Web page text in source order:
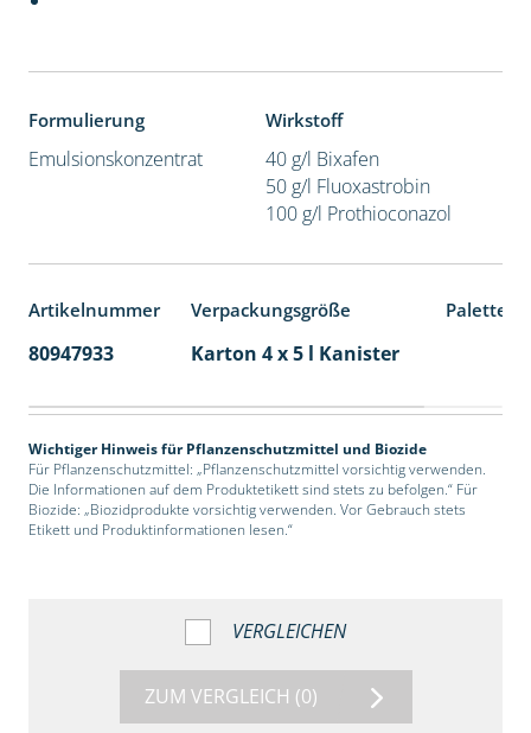
Formulierung
Emulsionskonzentrat
Wirkstoff
40 g/l Bixafen
50 g/l Fluoxastrobin
100 g/l Prothioconazol
Artikelnummer Verpackungsgröße
80947933 Karton 4 x 5 l Kanister
Wichtiger Hinweis für Pflanzenschutzmittel und Biozide
Für Pflanzenschutzmittel: „Pflanzenschutzmittel vorsichtig verwenden.
Die Informationen auf dem Produktetikett sind stets zu befolgen.“ Für
Biozide: „Biozidprodukte vorsichtig verwenden. Vor Gebrauch stets
Etikett und Produktinformationen lesen.“
VERGLEICHEN
ZUM VERGLEICH (0)